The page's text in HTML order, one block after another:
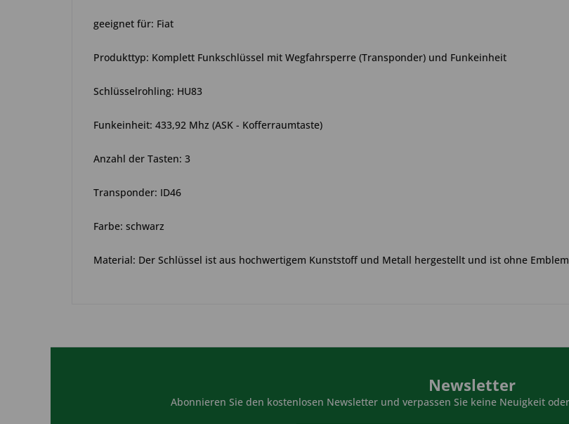
geeignet für: Fiat
Produkttyp: Komplett Funkschlüssel mit Wegfahrsperre (Transponder) und Funkeinheit
Schlüsselrohling: HU83
Funkeinheit: 433,92 Mhz (ASK - Kofferraumtaste)
Anzahl der Tasten: 3
Transponder: ID46
Farbe: schwarz
Material: Der Schlüssel ist aus hochwertigem Kunststoff und Metall hergestellt und ist ohne
Newsletter
Abonnieren Sie den kostenlosen Newsletter und verpassen Sie keine Neuigkeit